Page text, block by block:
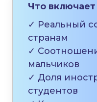
Что включает
✓ Реальный
странам
✓
мальчиков
✓ Доля
студентов